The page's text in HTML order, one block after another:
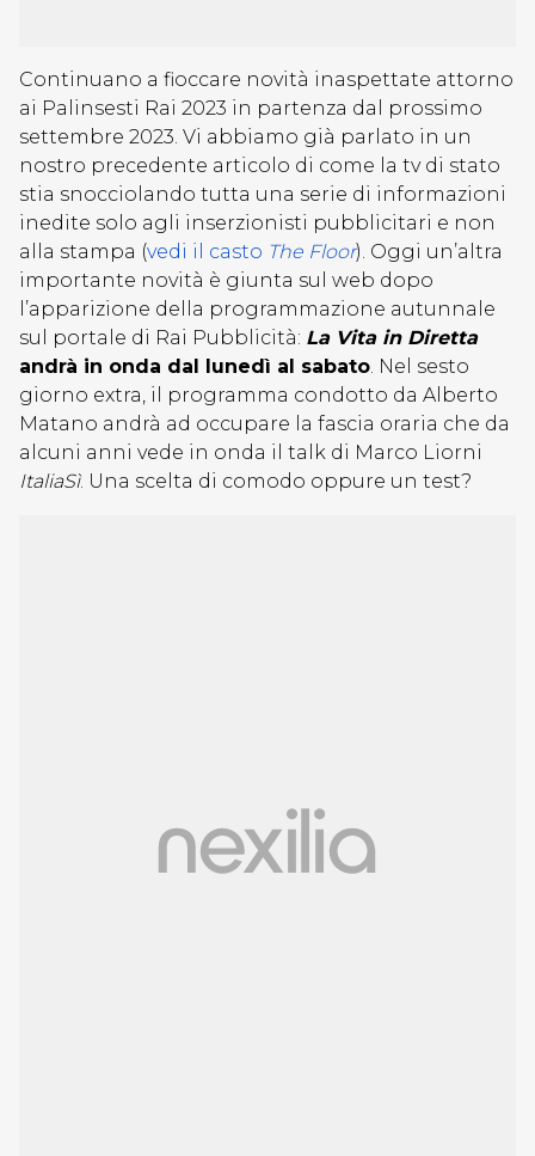
Continuano a fioccare novità inaspettate attorno
ai Palinsesti Rai 2023 in partenza dal prossimo
settembre 2023. Vi abbiamo già parlato in un
nostro precedente articolo di come la tv di stato
stia snocciolando tutta una serie di informazioni
inedite solo agli inserzionisti pubblicitari e non
alla stampa (vedi il casto The Floor). Oggi un’altra
importante novità è giunta sul web dopo
l’apparizione della programmazione autunnale
sul portale di Rai Pubblicità: La Vita in Diretta
andrà in onda dal lunedì al sabato. Nel sesto
giorno extra, il programma condotto da Alberto
Matano andrà ad occupare la fascia oraria che da
alcuni anni vede in onda il talk di Marco Liorni
ItaliaSì. Una scelta di comodo oppure un test?